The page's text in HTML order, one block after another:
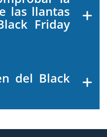
las llantas
Friday
del Black